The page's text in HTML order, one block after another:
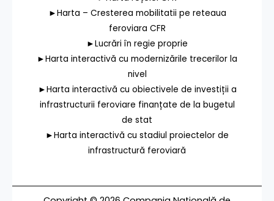
►Harta – Cresterea mobilitatii pe reteaua
feroviara CFR
►Lucrări în regie proprie
►Harta interactivă cu modernizările trecerilor la
nivel
►Harta interactivă cu obiectivele de investiții a
infrastructurii feroviare finanțate de la bugetul
de stat
►Harta interactivă cu stadiul proiectelor de
infrastructură feroviară